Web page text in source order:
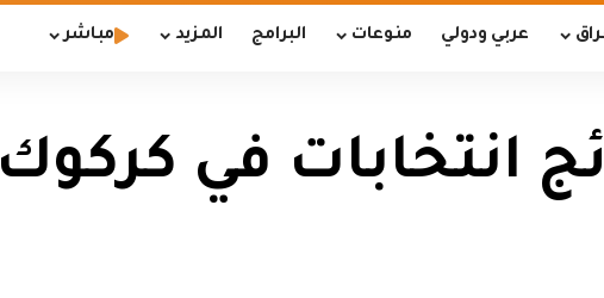
عربي ودولي منوعات البرامج المزيد مباشر
انتخابات في كركوك